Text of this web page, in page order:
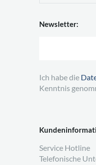
Service Hotline
Telefonische
Newsletter:
Ich habe die
Kenntnis